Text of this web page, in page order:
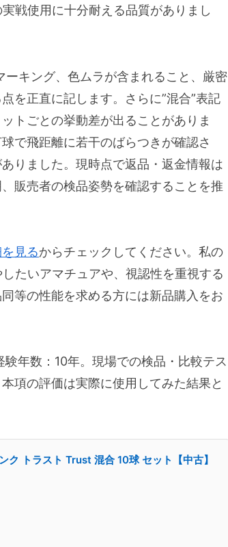
戦使用に十分耐える品質がありまし
ーキング、色ムラが含まれること、厳密
を正直に記します。さらに”混合”表記
トごとの挙動差が出ることがありま
で飛距離に若干のばらつきが確認さ
りました。現時点で返品・返金情報は
販売者の検品姿勢を確認することを推
見るからチェックしてください。私の
たいアマチュアや、視認性を重視する
等の性能を求める方には新品購入をお
年数：10年。現場での検品・比較テス
項の評価は実際に使用してみた結果と
ク トラスト Trust 混合 10球 セット【中古】